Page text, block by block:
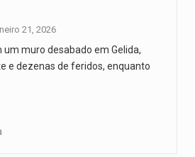
21, 2026
muro desabado em Gelida,
e dezenas de feridos, enquanto